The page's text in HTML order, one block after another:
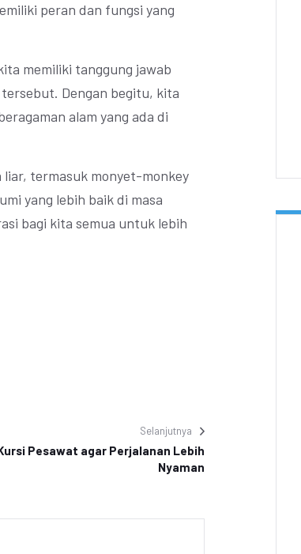
peran dan fungsi yang
memiliki tanggung jawab
Dengan begitu, kita
alam yang ada di
termasuk monyet-monkey
yang lebih baik di masa
bagi kita semua untuk lebih
Selanjutnya
Pesawat agar Perjalanan Lebih
Nyaman